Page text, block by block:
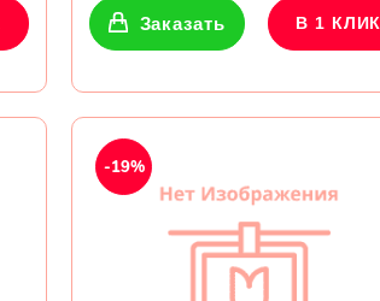
Заказать В 1 КЛИК
-19%